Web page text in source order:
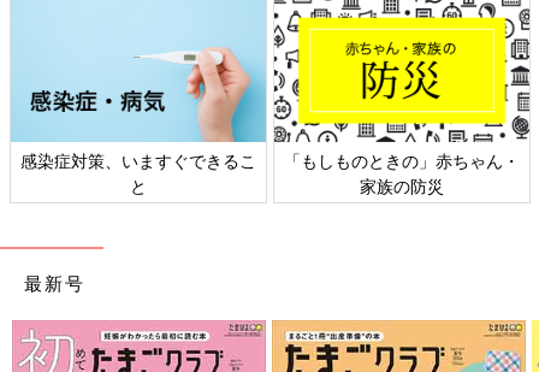
感染症対策、いますぐできるこ
と
「もしものときの」赤ちゃん・
家族の防災
最新号